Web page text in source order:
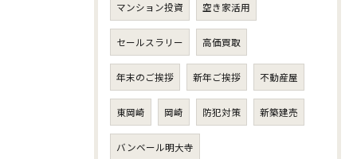
マンション投資 空き家活用
セールスラリー 高価買取
年末のご挨拶 新年ご挨拶 不動産屋
東岡崎 岡崎 防犯対策 新築建売
バンベール明大寺